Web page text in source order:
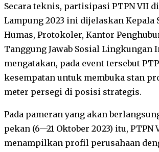
Secara teknis, partisipasi PTPN VII di
Lampung 2023 ini dijelaskan Kepala
Humas, Protokoler, Kantor
Tanggung Jawab Sosial Lingkungan
mengatakan, pada event tersebut
kesempatan untuk membuka stan
meter persegi di posisi strategis.
Pada pameran yang akan
pekan (6—21 Oktober 2023) itu, PTPN
menampilkan profil perusahaan